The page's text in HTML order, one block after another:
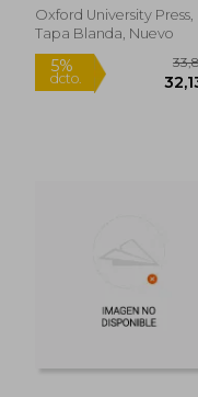
Oxford University Press,
Tapa Blanda, Nuevo